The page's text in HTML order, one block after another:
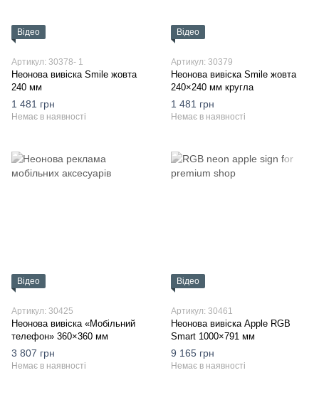
Відео
Артикул: 30378- 1
Неонова вивіска Smile жовта
240 мм
1 481 грн
Немає в наявності
Відео
Артикул: 30379
Неонова вивіска Smile жовта
240×240 мм кругла
1 481 грн
Немає в наявності
Відео
Артикул: 30425
Неонова вивіска «Мобільний
телефон» 360×360 мм
3 807 грн
Немає в наявності
Відео
Артикул: 30461
Неонова вивіска Apple RGB
Smart 1000×791 мм
9 165 грн
Немає в наявності